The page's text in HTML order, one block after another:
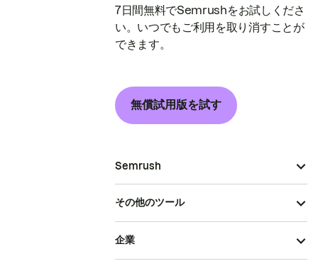
7日間無料でSemrushをお試しくださ
い。いつでもご利用を取り消すことが
できます。
無償試用版を試す
Semrush
その他のツール
企業